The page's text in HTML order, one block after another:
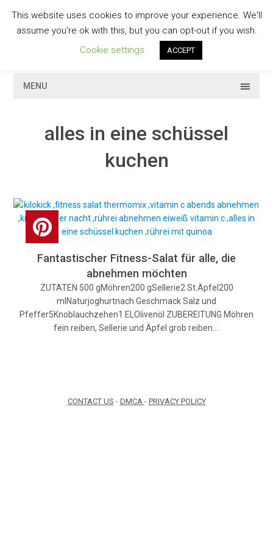
contentGESCHMACKVOLL
MENU
alles in eine schüssel
kuchen
Fantastischer Fitness-Salat für alle, die
abnehmen möchten
ZUTATEN 500 gMöhren200 gSellerie2 St.Äpfel200
mlNaturjoghurtnach Geschmack Salz und
Pfeffer5Knoblauchzehen1 ELOlivenöl ZUBEREITUNG Möhren
fein reiben, Sellerie und Äpfel grob reiben.…
CONTACT US - DMCA - PRIVACY POLICY
This website uses cookies to improve your experience. We'll
assume you're ok with this, but you can opt-out if you wish.
Cookie settings
ACCEPT